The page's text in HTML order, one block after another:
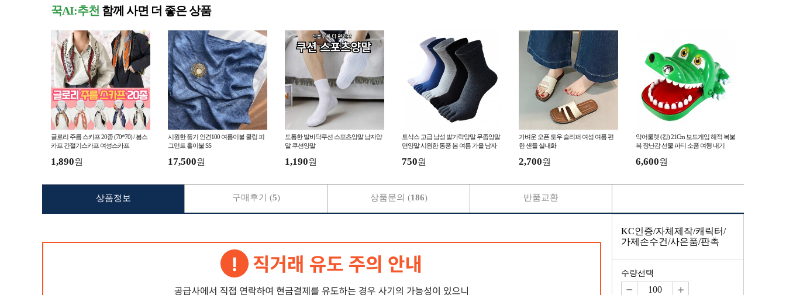
꾹AI:추천 함께 사면 더 좋은 상품
글로리 주름 스카프 20종 (70*70) / 봄스
카프 간절기스카프 여성스카프
1,890원
시원한 풍기 인견100 여름이불 쿨링 피
그먼트 홑이불 SS
17,500원
도톰한 발바닥쿠션 스포츠양말 남자양
말 쿠션양말
1,190원
토삭스 고급 남성 발가락양말 무좀양말
면양말 시원한 통풍 봄 여름 가을 남자
750원
가벼운 오픈 토우 슬리퍼 여성 여름 편
한 샌들 실내화
2,700원
악어룰렛 (킹) 21Cm 보드게임 해적 복불
복 장난감 선물 파티 소품 여행 내기
6,600원
상품정보 구매후기 (5) 상품문의 (186) 반품교환
KC인증/자체제작/캐릭터/
가제손수건/사은품/판촉
수량선택